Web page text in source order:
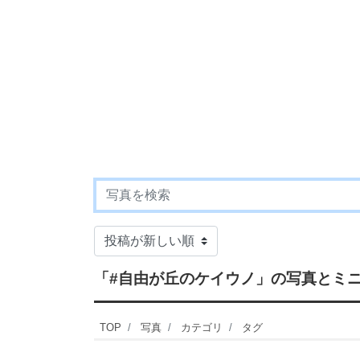
「#自由が丘のケイウノ」 の写真とミ
TOP 写真 カテゴリ タグ